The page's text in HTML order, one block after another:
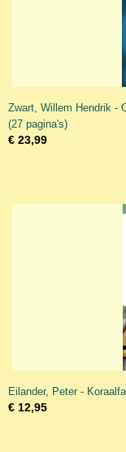
Zwart, Willem Hendrik -
(27 pagina's)
€ 23,99
Eilander, Peter -
€ 12,95